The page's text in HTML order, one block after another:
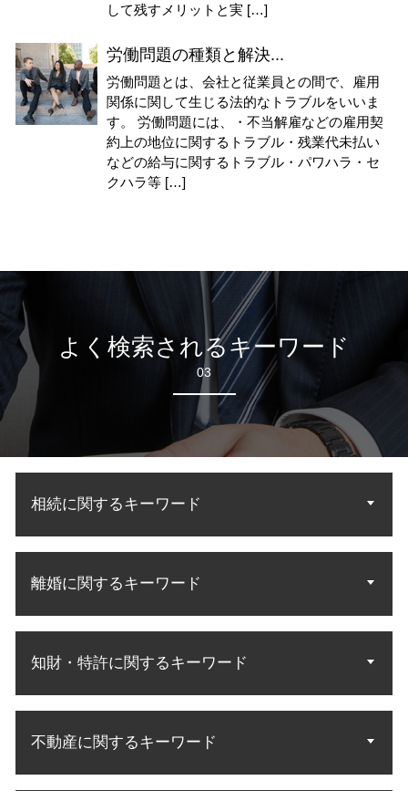
して残すメリットと実 […]
労働問題の種類と解決...
労働問題とは、会社と従業員との間で、雇用
関係に関して生じる法的なトラブルをいいま
す。 労働問題には、・不当解雇などの雇用契
約上の地位に関するトラブル・残業代未払い
などの給与に関するトラブル・パワハラ・セ
クハラ等 […]
よく検索されるキーワード
03
相続に関するキーワード
法定相続 民法
相続人 配偶者 兄弟
相続人 調査
遺言 遺産分割
相続人 調査 方法
離婚に関するキーワード
家庭裁判所 調停
離婚 調停 親権
離婚 調停員
別居 子供 面会
知財・特許に関するキーワード
特許庁 商標登録
不動産に関するキーワード